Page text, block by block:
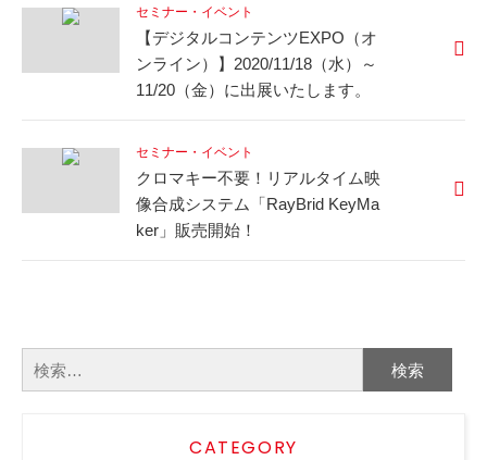
セミナー・イベント
【デジタルコンテンツEXPO（オ
ンライン）】2020/11/18（水）～
11/20（金）に出展いたします。
セミナー・イベント
クロマキー不要！リアルタイム映
像合成システム「RayBrid KeyMa
ker」販売開始！
CATEGORY